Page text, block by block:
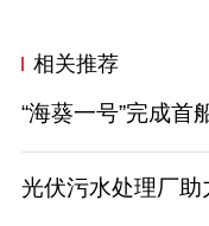
相关推荐
“海葵一号”完成首
光伏污水处理厂助